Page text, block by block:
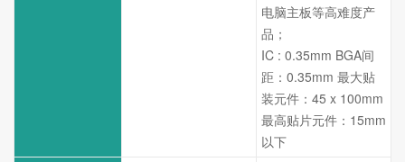
电脑主板等高难度产
品；
IC : 0.35mm BGA间
距：0.35mm 最大贴
装元件：45 x 100mm
最高贴片元件：15mm
以下